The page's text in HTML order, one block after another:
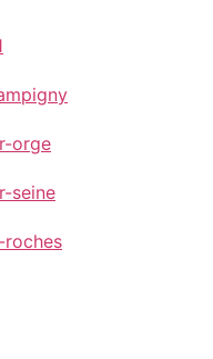
orge
seine
roches